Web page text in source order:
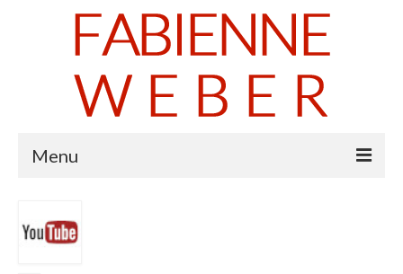
Menu
Soins